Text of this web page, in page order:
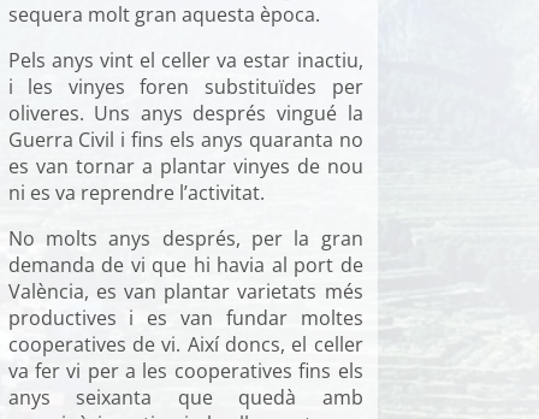
sequera molt gran aquesta època.
Pels anys vint el celler va estar inactiu,
i les vinyes foren substituïdes per
oliveres. Uns anys després vingué la
Guerra Civil i fins els anys quaranta no
es van tornar a plantar vinyes de nou
ni es va reprendre l’activitat.
No molts anys després, per la gran
demanda de vi que hi havia al port de
València, es van plantar varietats més
productives i es van fundar moltes
cooperatives de vi. Així doncs, el celler
va fer vi per a les cooperatives fins els
anys seixanta que quedà amb